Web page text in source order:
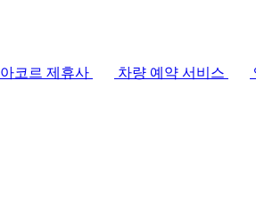
아코르 제휴사 차량 예약 서비스